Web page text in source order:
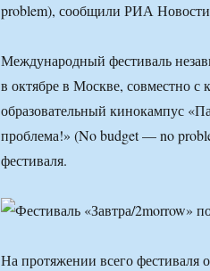
problem), сообщили РИА Новости
Международный фестиваль
в октябре в Москве, совместно
образовательный кинокампус
проблема!» (No budget — no
фестиваля.
На протяжении всего фестиваля